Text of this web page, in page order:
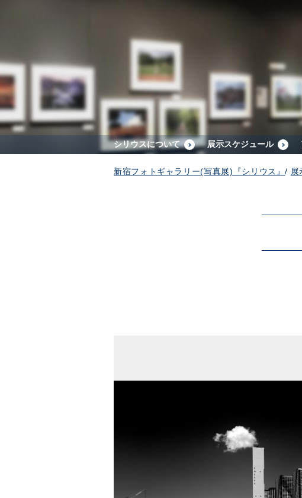
シリウスについて 展示スケジュール
新宿フォトギャラリー(写真展)『シリウス』/ 展
展
ア
展